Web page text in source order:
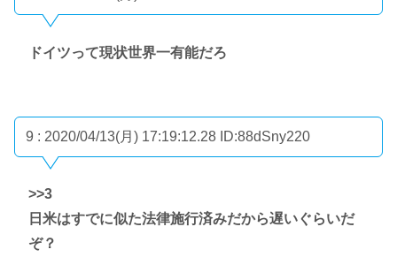
ドイツって現状世界一有能だろ
9 : 2020/04/13(月) 17:19:12.28 ID:88dSny220
>>3
日米はすでに似た法律施行済みだから遅いぐらいだ
ぞ？